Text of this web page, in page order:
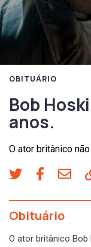
OBITUÁRIO
Bob
anos.
O ator britânico
Obituário
O ator britânico